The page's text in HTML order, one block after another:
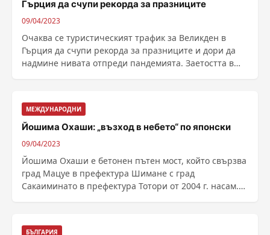
Гърция да счупи рекорда за празниците
09/04/2023
Очаква се туристическият трафик за Великден в
Гърция да счупи рекорда за празниците и дори да
надмине нивата отпреди пандемията. Заетостта в
МЕЖДУНАРОДНИ
Йошима Охаши: „възход в небето“ по японски
09/04/2023
Йошима Охаши е бетонен пътен мост, който свързва
град Мацуе в префектура Шимане с град
Сакаиминато в префектура Тотори от 2004 г. насам.
БЪЛГАРИЯ